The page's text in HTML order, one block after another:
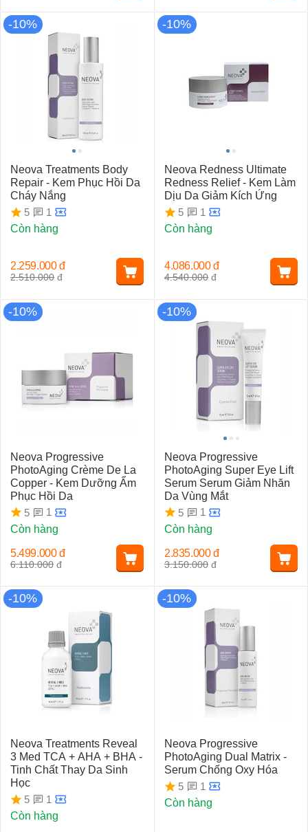
-10%
Neova Treatments Body
Repair - Kem Phục Hồi Da
Cháy Nắng
5
1
Còn hàng
2.510.000 đ
2.259.000 đ
-10%
Neova Redness Ultimate
Redness Relief - Kem Làm
Dịu Da Giảm Kích Ứng
5
1
Còn hàng
4.540.000 đ
4.086.000 đ
-10%
Neova Progressive
PhotoAging Crème De La
Copper - Kem Dưỡng Ẩm
Phục Hồi Da
5
1
Còn hàng
6.110.000 đ
5.499.000 đ
-10%
Neova Progressive
PhotoAging Super Eye Lift
Serum Serum Giảm Nhăn
Da Vùng Mắt
5
1
Còn hàng
3.150.000 đ
2.835.000 đ
-10%
Neova Treatments Reveal
3 Med TCA + AHA + BHA -
Tinh Chất Thay Da Sinh
Học
5
1
Còn hàng
-10%
Neova Progressive
PhotoAging Dual Matrix -
Serum Chống Oxy Hóa
5
1
Còn hàng